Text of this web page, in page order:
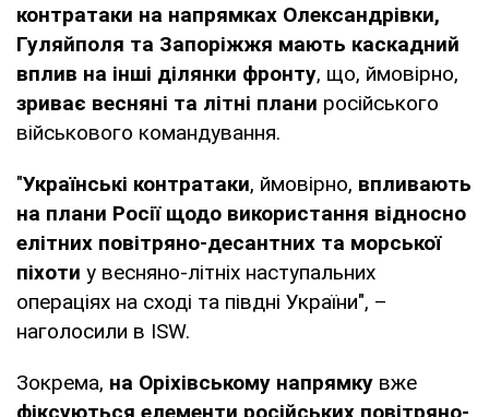
контратаки на напрямках Олександрівки,
Гуляйполя та Запоріжжя мають каскадний
вплив на інші ділянки фронту, що, ймовірно,
зриває весняні та літні плани російського
військового командування.
"Українські контратаки, ймовірно, впливають
на плани Росії щодо використання відносно
елітних повітряно-десантних та морської
піхоти у весняно-літніх наступальних
операціях на сході та півдні України", –
наголосили в ISW.
Зокрема, на Оріхівському напрямку вже
фіксуються елементи російських повітряно-